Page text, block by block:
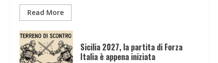
Read More
Sicilia 2027, la partita di Forza
Italia è appena iniziata